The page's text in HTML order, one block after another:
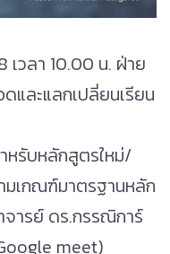
เวลา 10.00 น. ฝ่าย
และแลกเปลี่ยนเรียน
หรับหลักสูตรใหม่/
มเกณฑ์มาตรฐานหลัก
ารย์ ดร.กรรณิการ์
meet)